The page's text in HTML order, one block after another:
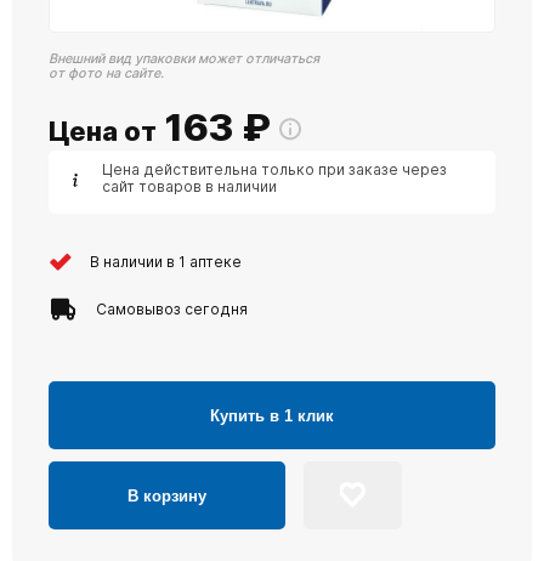
Внешний вид упаковки может отличаться
от фото на сайте.
Цена от 163 ₽
Цена действительна только при заказе через
сайт товаров в наличии
В наличии в 1 аптеке
Самовывоз сегодня
Купить в 1 клик
В корзину